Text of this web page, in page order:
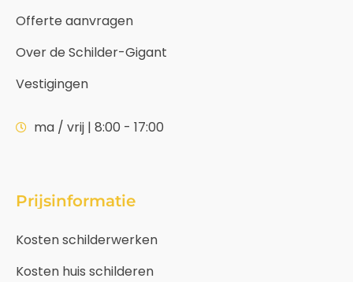
Offerte aanvragen
Over de Schilder-Gigant
Vestigingen
ma / vrij | 8:00 - 17:00
Prijsinformatie
Kosten schilderwerken
Kosten huis schilderen